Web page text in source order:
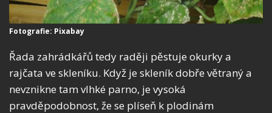
Fotografie: Pixabay
Řada zahrádkářů tedy raději pěstuje okurky a
rajčata ve skleníku. Když je skleník dobře větraný a
nevznikne tam vlhké parno, je vysoká
pravděpodobnost, že se plíseň k plodinám